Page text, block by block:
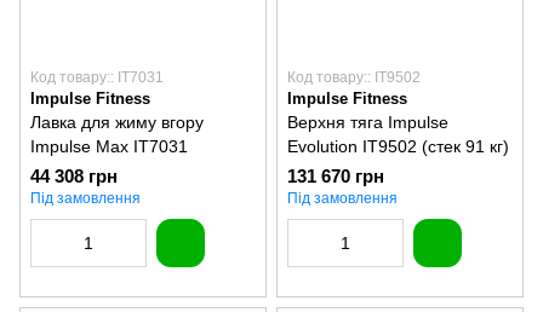
Код товару:: IT7031
Impulse Fitness
Лавка для жиму вгору
Impulse Max IT7031
44 308 грн
Під замовлення
Код товару:: IT9502
Impulse Fitness
Верхня тяга Impulse
Evolution IT9502 (стек 91 кг)
131 670 грн
Під замовлення